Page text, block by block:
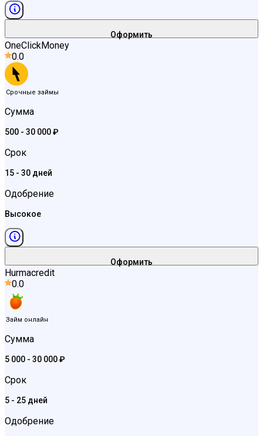
Оформить
OneClickMoney
0.0
Срочные займы
Сумма
500 - 30 000 ₽
Срок
15 - 30 дней
Одобрение
Высокое
Оформить
Hurmacredit
0.0
Займ онлайн
Сумма
5 000 - 30 000 ₽
Срок
5 - 25 дней
Одобрение